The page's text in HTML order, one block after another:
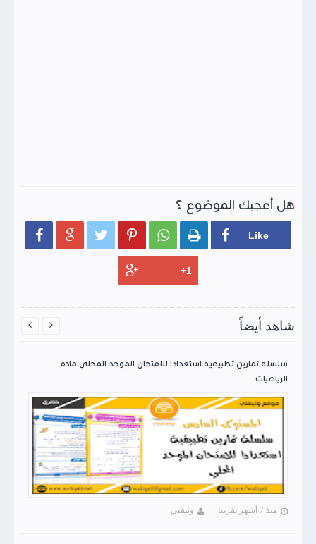
هل أعجبك الموضوع ؟
     
شاهد أيضاً
سلسلة تمارين تطبيقية استعدادا للامتحان الموحد المحلي مادة
الرياضيات
منذ 7 أشهر تقريبا وثيقتي
 